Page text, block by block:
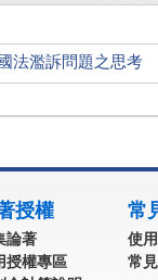
法濫訴問題之思考
授權
論著
授權專區
常
使
常